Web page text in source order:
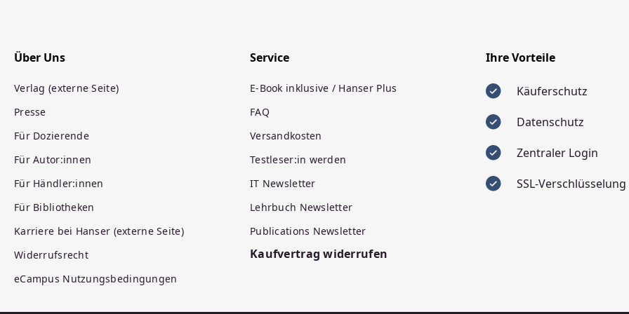
Über Uns
Verlag (externe Seite)
Presse
Für Dozierende
Für Autor:innen
Für Händler:innen
Für Bibliotheken
Karriere bei Hanser (externe Seite)
Widerrufsrecht
eCampus Nutzungsbedingungen
Service
E-Book inklusive / Hanser Plus
FAQ
Versandkosten
Testleser:in werden
IT Newsletter
Lehrbuch Newsletter
Publications Newsletter
Kaufvertrag widerrufen
Ihre Vorteile
Käuferschutz
Datenschutz
Zentraler Login
SSL-Verschlüsselung